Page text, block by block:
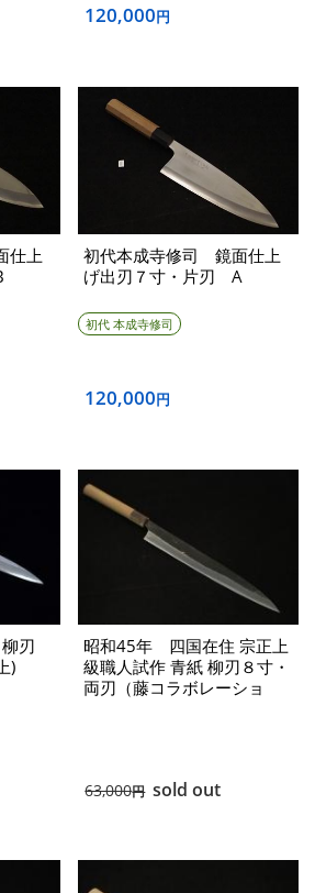
120,000円
仕上
初代本成寺修司 鏡面仕上
げ出刃７寸・片刃 A
初代 本成寺修司
120,000円
刃
)
昭和45年 四国在住 宗正上
級職人試作 青紙 柳刃８寸・
両刃（藤コラボレーショ
63,000円 sold out